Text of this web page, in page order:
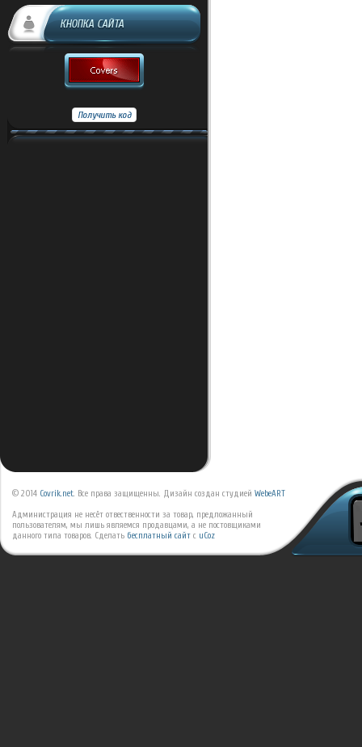
КНОПКА САЙТА
© 2014 Covrik.net. Все права защищенны. Дизайн создан студией WebeART
Администрация не несёт отвественности за товар, предложанный
пользователям, мы лишь являемся продавцами, а не постовщиками
данного типа товаров. Сделать бесплатный сайт с uCoz